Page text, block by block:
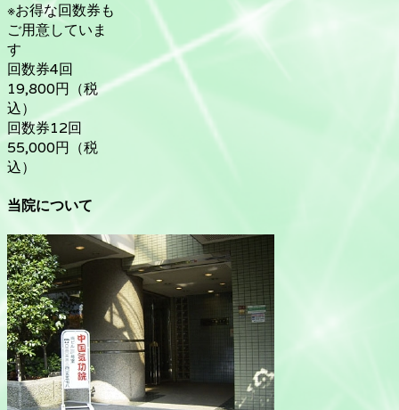
※お得な回数券も
ご用意していま
す
回数券4回
19,800円（税
込）
回数券12回
55,000円（税
込）
当院について